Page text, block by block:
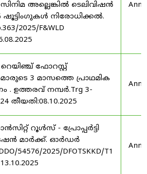
അല്ലെങ്കിൽ ടെലിവിഷൻ
ഷൂട്ടിംഗുകൾ നിരോധിക്കൽ.
2025/F&WLD
റെയിഞ്ച് ഫോറസ്റ്റ്
3 മാസത്തെ പ്രാഥമിക
. ഉത്തരവ് നമ്പർ.Trg 3-
തീയതി:08.10.2025
റൂൾസ് - പ്രോപ്പർട്ടി
മാർക്ക്. ഓർഡർ
54576/2025/DFOTSKKD/T1